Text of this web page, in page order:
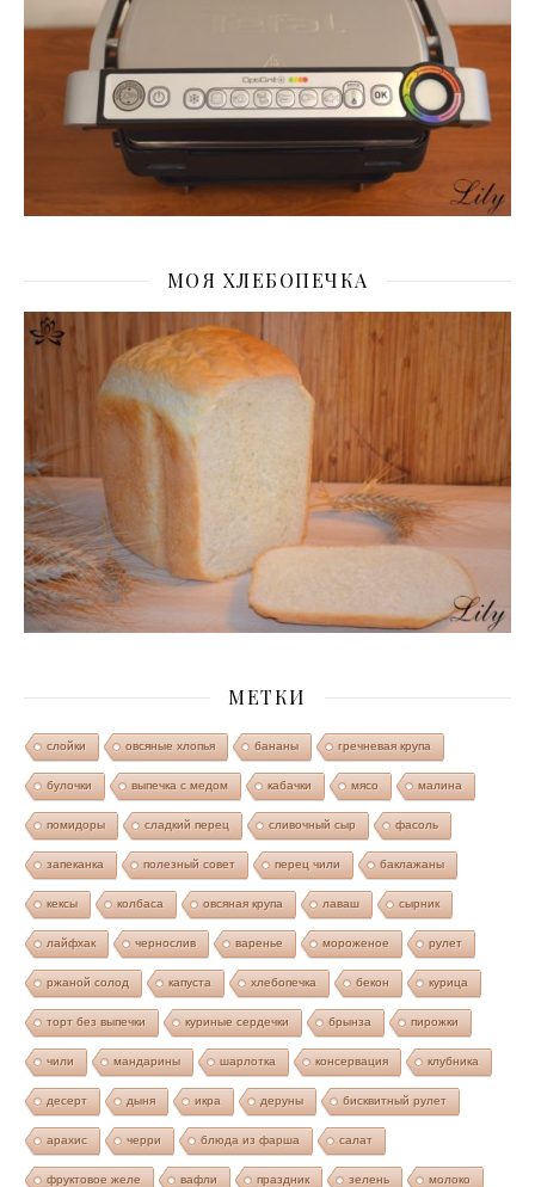
МОЯ ХЛЕБОПЕЧКА
МЕТКИ
слойки овсяные хлопья бананы гречневая крупа
булочки выпечка с медом кабачки мясо малина
помидоры сладкий перец сливочный сыр фасоль
запеканка полезный совет перец чили баклажаны
кексы колбаса овсяная крупа лаваш сырник
лайфхак чернослив варенье мороженое рулет
ржаной солод капуста хлебопечка бекон курица
торт без выпечки куриные сердечки брынза пирожки
чили мандарины шарлотка консервация клубника
десерт дыня икра деруны бисквитный рулет
арахис черри блюда из фарша салат
фруктовое желе вафли праздник зелень молоко